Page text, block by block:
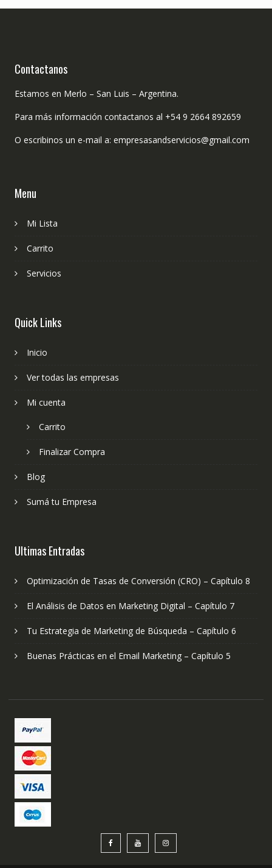
Contactanos
Estamos en Merlo – San Luis – Argentina.
Para más información contactanos al +54 9 2664 892659
O escribinos un e-mail a: empresasandservicios@gmail.com
Menu
Mi Lista
Carrito
Servicios
Quick Links
Inicio
Ver todas las empresas
Mi cuenta
Carrito
Finalizar Compra
Blog
Sumá tu Empresa
Ultimas Entradas
Optimización de Tasas de Conversión (CRO) – Capítulo 8
El Análisis de Datos en Marketing Digital – Capítulo 7
Tu Estrategia de Marketing de Búsqueda – Capítulo 6
Buenas Prácticas en el Email Marketing – Capítulo 5